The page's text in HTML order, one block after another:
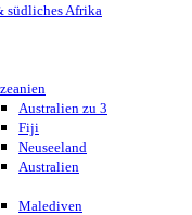
südliches Afrika
Australien zu 3
Fiji
Neuseeland
Australien
Malediven